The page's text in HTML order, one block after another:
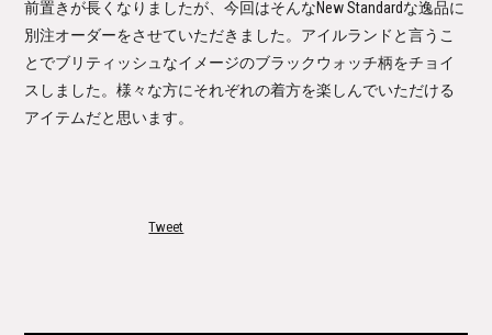
前置きが長くなりましたが、今回はそんなNew Standardな逸品に
別注オーダーをさせていただきました。アイルランドと言うこ
とでブリティッシュなイメージのブラックウォッチ柄をチョイ
スしました。様々な方にそれぞれの着方を楽しんでいただける
アイテムだと思います。
Tweet